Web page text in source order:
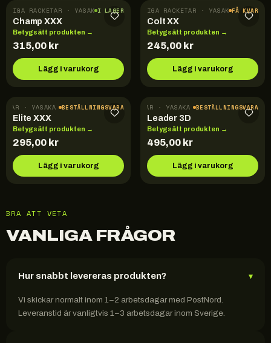
FÄRDIGA RACKETAR · YASAKAI LAGER
Champ XXX
Betygsätt produkten →
315,00 kr
Lägg i varukorg
FÄRDIGA RACKETAR · YASAKAFÅ KVAR
Colt XX
Betygsätt produkten →
245,00 kr
Lägg i varukorg
· YASAKA BESTÄLLNINGSVARA
Elite XXX
Betygsätt produkten →
295,00 kr
Lägg i varukorg
FÄRDIGA RACKETAR · YASAKA BESTÄLLNINGSVARA
Leader 3D
Betygsätt produkten →
495,00 kr
Lägg i varukorg
BRA ATT VETA
VANLIGA FRÅGOR
Hur snabbt levereras produkten? ▾
Vi skickar normalt inom 1–2 arbetsdagar med PostNord.
Leveranstid är vanligtvis 1–3 arbetsdagar inom Sverige.